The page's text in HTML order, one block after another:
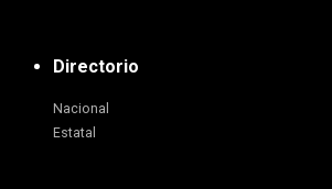
Directorio
Nacional
Estatal